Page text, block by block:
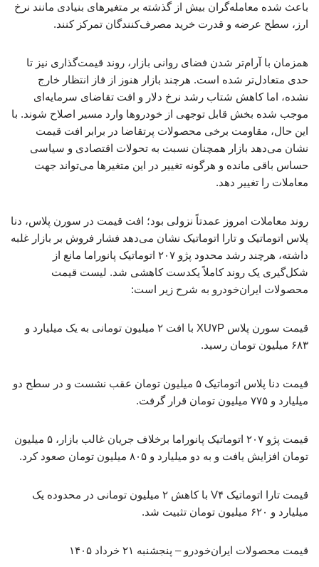
باعث شده معامله‌گران بیش از گذشته بر متغیرهای بنیادی مانند نرخ
ارز، سطح عرضه و قدرت خرید مصرف‌کنندگان تمرکز کنند.
همزمان با آرام‌تر شدن فضای روانی بازار، روند قیمت‌گذاری نیز تا
حدی متعادل‌تر شده است. هرچند بازار هنوز از فاز انتظار خارج
نشده، اما کاهش شتاب رشد نرخ دلار و افت تقاضای سرمایه‌ای
موجب شده بخش قابل توجهی از خودروها وارد مسیر اصلاح شوند. با
این حال، مقاومت برخی محصولات پرتقاضا در برابر افت قیمت
نشان می‌دهد بازار همچنان نسبت به تحولات اقتصادی و سیاسی
حساس باقی مانده و هرگونه تغییر در این متغیرها می‌تواند جهت
معاملات را تغییر دهد.
روند معاملات امروز عمدتاً نزولی بود؛ افت قیمت در سورن پلاس، دنا
پلاس اتوماتیک و تارا اتوماتیک نشان می‌دهد فشار فروش بر بازار غلبه
داشته، هرچند رشد محدود پژو ۲۰۷ اتوماتیک پانوراما مانع از
شکل‌گیری یک روند کاملاً یکدست کاهشی شد. لیست قیمت
محصولات ایران‌خودرو به شرح زیر است:
قیمت سورن پلاس XU۷P با افت ۲ میلیون تومانی به یک میلیارد و
۶۸۳ میلیون تومان رسید.
قیمت دنا پلاس اتوماتیک ۵ میلیون تومان عقب نشست و در سطح دو
میلیارد و ۷۷۵ میلیون تومان قرار گرفت.
قیمت پژو ۲۰۷ اتوماتیک پانوراما برخلاف جریان غالب بازار، ۵ میلیون
تومان افزایش یافت و به دو میلیارد و ۸۰۵ میلیون تومان صعود کرد.
قیمت تارا اتوماتیک V۴ با کاهش ۲ میلیون تومانی در محدوده یک
میلیارد و ۶۲۰ میلیون تومان تثبیت شد.
قیمت محصولات ایران‌خودرو – پنجشنبه ۲۱ خرداد ۱۴۰۵